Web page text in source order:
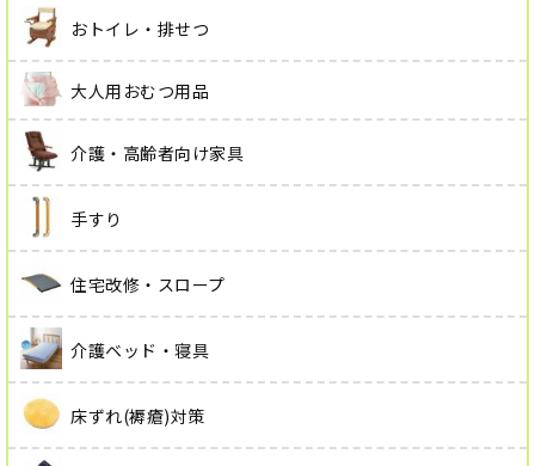
おトイレ・排せつ
大人用おむつ用品
介護・高齢者向け家具
手すり
住宅改修・スロープ
介護ベッド・寝具
床ずれ(褥瘡)対策